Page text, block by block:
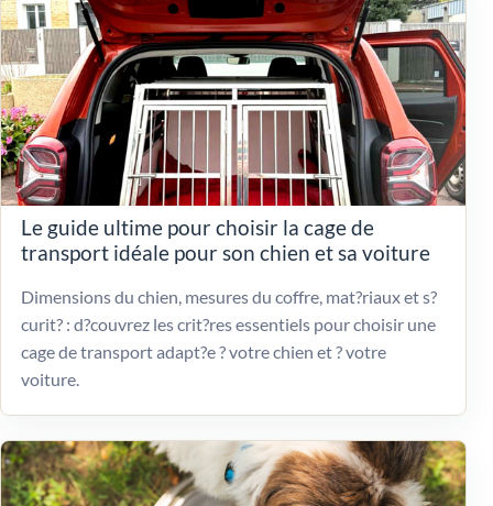
Le guide ultime pour choisir la cage de
transport idéale pour son chien et sa voiture
Dimensions du chien, mesures du coffre, mat?riaux et s?
curit? : d?couvrez les crit?res essentiels pour choisir une
cage de transport adapt?e ? votre chien et ? votre
voiture.